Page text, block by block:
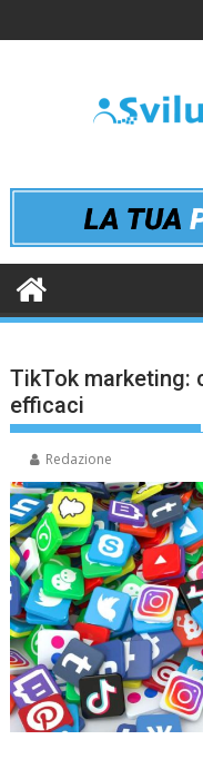
to
TikTok marketing:
efficaci
Redazione